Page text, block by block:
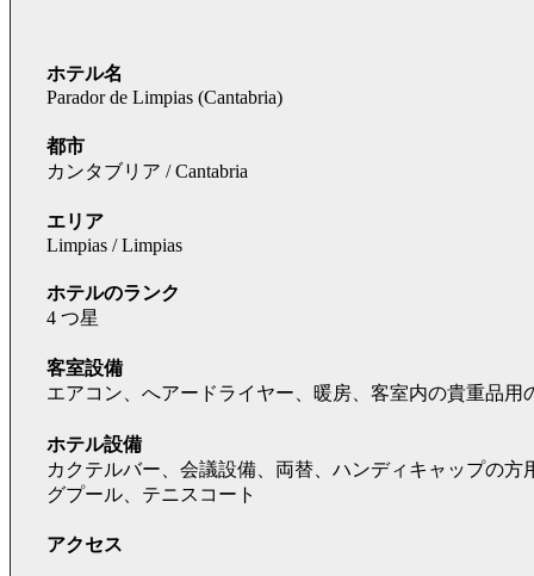
ホテル名
Parador de Limpias (Cantabria)
都市
カンタブリア / Cantabria
エリア
Limpias / Limpias
ホテルのランク
4 つ星
客室設備
エアコン、へアードライヤー、暖房、客室内の貴重品用
ホテル設備
カクテルバー、会議設備、両替、ハンディキャップの
グプール、テニスコート
アクセス